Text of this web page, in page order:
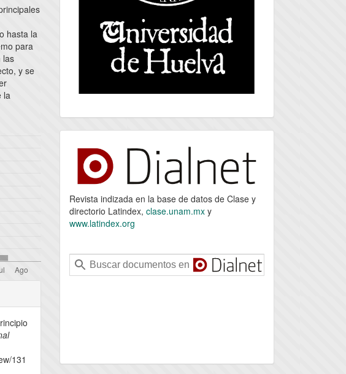
hasta la
para
las
y se
la
131
index
Revista indizada en la base de datos de Clase y
directorio Latindex, clase.unam.mx y
www.latindex.org